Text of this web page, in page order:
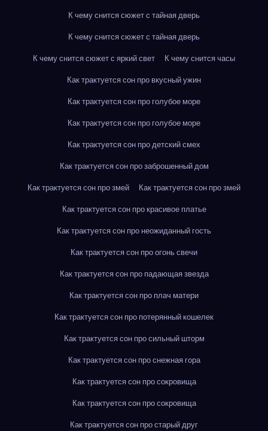
К чему снится сюжет с тайная дверь
К чему снится сюжет с тайная дверь
К чему снится сюжет с яркий свет
К чему снится часы
Как трактуется сон про вкусный ужин
Как трактуется сон про голубое море
Как трактуется сон про голубое море
Как трактуется сон про детский смех
Как трактуется сон про заброшенный дом
Как трактуется сон про змей
Как трактуется сон про змей
Как трактуется сон про красивое платье
Как трактуется сон про неожиданный гость
Как трактуется сон про огонь свечи
Как трактуется сон про падающая звезда
Как трактуется сон про плач матери
Как трактуется сон про потерянный кошелек
Как трактуется сон про сильный шторм
Как трактуется сон про снежная гора
Как трактуется сон про сокровища
Как трактуется сон про сокровища
Как трактуется сон про старый друг